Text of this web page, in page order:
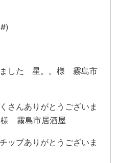
ました 星。。様 霧島市
んありがとうございま
様 霧島市居酒屋
ップありがとうございま